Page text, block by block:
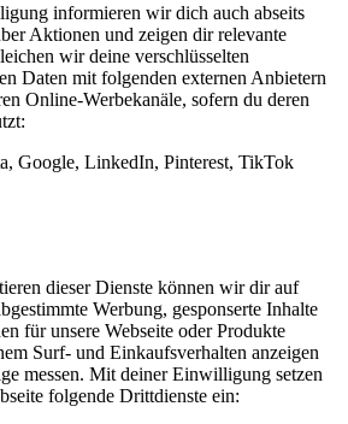
informieren wir dich auch abseits
Aktionen und zeigen dir relevante
wir deine verschlüsselten
Daten mit folgenden externen Anbietern
Online-Werbekanäle, sofern du deren
Google, LinkedIn, Pinterest, TikTok
dieser Dienste können wir dir auf
Werbung, gesponserte Inhalte
für unsere Webseite oder Produkte
Surf- und Einkaufsverhalten anzeigen
messen. Mit deiner Einwilligung setzen
folgende Drittdienste ein: